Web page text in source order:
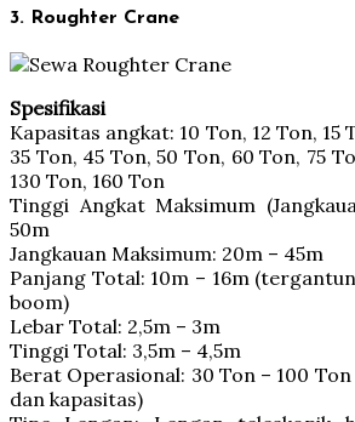
3. Roughter Crane
Spesifikasi
Kapasitas angkat: 10 Ton, 12 Ton, 15
35 Ton, 45 Ton, 50 Ton, 60 Ton, 75
130 Ton, 160 Ton
Tinggi Angkat Maksimum
50m
Jangkauan Maksimum: 20m – 45m
Panjang Total: 10m – 16m
boom)
Lebar Total: 2,5m – 3m
Tinggi Total: 3,5m – 4,5m
Berat Operasional: 30 Ton – 100
dan kapasitas)